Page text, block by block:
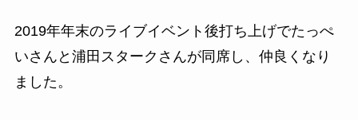
2019年年末のライブイベント後打ち上げでたっぺ
いさんと浦田スタークさんが同席し、仲良くなり
ました。